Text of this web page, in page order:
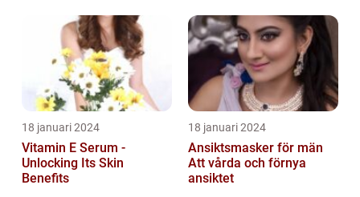
18 januari 2024
Vitamin E Serum -
Unlocking Its Skin
Benefits
18 januari 2024
Ansiktsmasker för män
Att vårda och förnya
ansiktet